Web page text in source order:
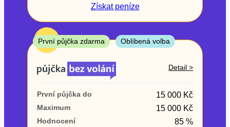
Ve zkušebce
ano
ne
V exekuci
ne
Po insolvenci
Získatpeníze
TOP
První půjčka zdarma Oblíbená volba
Detail >
První půjčka do 15 000 Kč
Maximum 15 000 Kč
Hodnocení 85 %